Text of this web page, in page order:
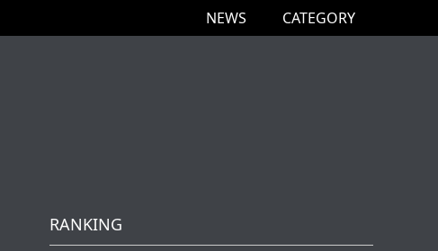
NEWS CATEGORY
RANKING